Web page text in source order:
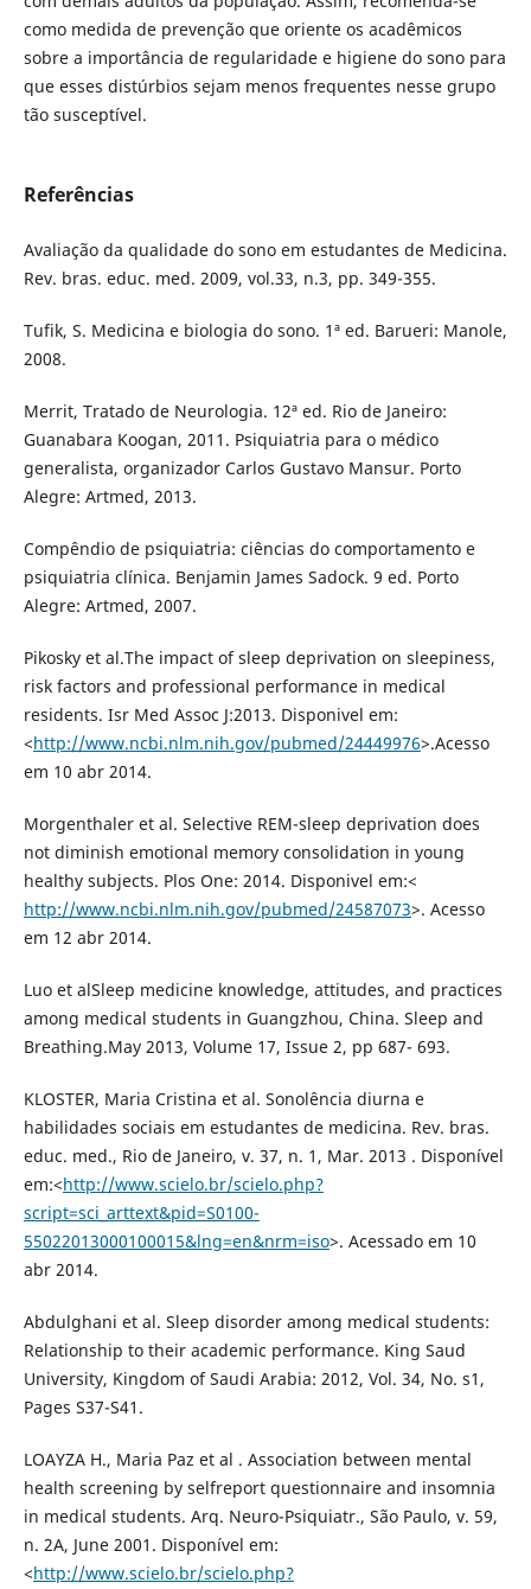
como medida de prevenção que oriente os acadêmicos
sobre a importância de regularidade e higiene do sono para
que esses distúrbios sejam menos frequentes nesse grupo
tão susceptível.
Referências
Avaliação da qualidade do sono em estudantes de Medicina.
Rev. bras. educ. med. 2009, vol.33, n.3, pp. 349-355.
Tufik, S. Medicina e biologia do sono. 1ª ed. Barueri: Manole,
2008.
Merrit, Tratado de Neurologia. 12ª ed. Rio de Janeiro:
Guanabara Koogan, 2011. Psiquiatria para o médico
generalista, organizador Carlos Gustavo Mansur. Porto
Alegre: Artmed, 2013.
Compêndio de psiquiatria: ciências do comportamento e
psiquiatria clínica. Benjamin James Sadock. 9 ed. Porto
Alegre: Artmed, 2007.
Pikosky et al.The impact of sleep deprivation on sleepiness,
risk factors and professional performance in medical
residents. Isr Med Assoc J:2013. Disponivel em:
<http://www.ncbi.nlm.nih.gov/pubmed/24449976>.Acesso
em 10 abr 2014.
Morgenthaler et al. Selective REM-sleep deprivation does
not diminish emotional memory consolidation in young
healthy subjects. Plos One: 2014. Disponivel em:<
http://www.ncbi.nlm.nih.gov/pubmed/24587073>. Acesso
em 12 abr 2014.
Luo et alSleep medicine knowledge, attitudes, and practices
among medical students in Guangzhou, China. Sleep and
Breathing.May 2013, Volume 17, Issue 2, pp 687- 693.
KLOSTER, Maria Cristina et al. Sonolência diurna e
habilidades sociais em estudantes de medicina. Rev. bras.
educ. med., Rio de Janeiro, v. 37, n. 1, Mar. 2013 . Disponível
em:<http://www.scielo.br/scielo.php?
script=sci_arttext&pid=S0100-
55022013000100015&lng=en&nrm=iso>. Acessado em 10
abr 2014.
Abdulghani et al. Sleep disorder among medical students:
Relationship to their academic performance. King Saud
University, Kingdom of Saudi Arabia: 2012, Vol. 34, No. s1,
Pages S37-S41.
LOAYZA H., Maria Paz et al . Association between mental
health screening by selfreport questionnaire and insomnia
in medical students. Arq. Neuro-Psiquiatr., São Paulo, v. 59,
n. 2A, June 2001. Disponível em:
<http://www.scielo.br/scielo.php?